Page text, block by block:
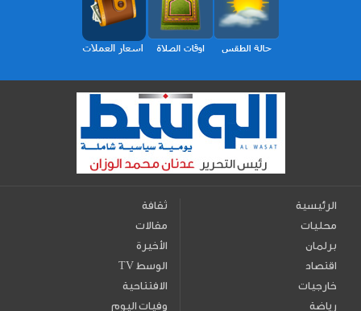
الرئيسية
محليات
برلمان
اقتصاد
خارجيات
رياضة
ثقافة
مقالات
الأخيرة
TV الوسط
الافتتاحية
وفيات اليوم